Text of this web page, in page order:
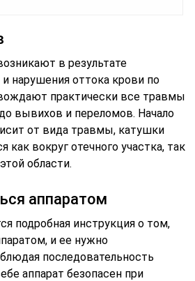
в результате
нарушения оттока крови по
практически все травмы
вывихов и переломов. Начало
от вида травмы, катушки
как вокруг отечного участка, так
области.
аппаратом
подробная инструкция о том,
и ее нужно
последовательность
аппарат безопасен при